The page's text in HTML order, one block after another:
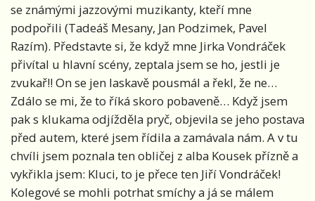
se známými jazzovými muzikanty, kteří mne
podpořili (Tadeáš Mesany, Jan Podzimek, Pavel
Razím). Představte si, že když mne Jirka Vondráček
přivítal u hlavní scény, zeptala jsem se ho, jestli je
zvukař!! On se jen laskavě pousmál a řekl, že ne…
Zdálo se mi, že to říká skoro pobaveně… Když jsem
pak s klukama odjížděla pryč, objevila se jeho postava
před autem, které jsem řídila a zamávala nám. A v tu
chvíli jsem poznala ten obličej z alba Kousek přízně a
vykřikla jsem: Kluci, to je přece ten Jiří Vondráček!
Kolegové se mohli potrhat smíchy a já se málem